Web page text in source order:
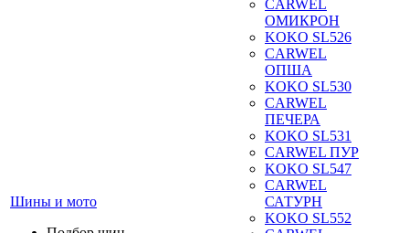
Шины и мото
CARWEL
ОМИКРОН
KOKO SL526
CARWEL
ОПША
KOKO SL530
CARWEL
ПЕЧЕРА
KOKO SL531
CARWEL ПУР
KOKO SL547
CARWEL
САТУРН
KOKO SL552